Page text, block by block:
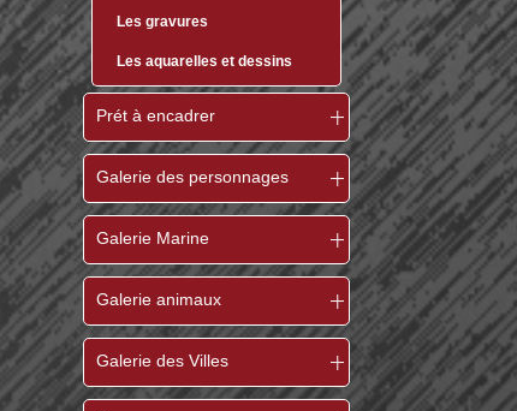
Les gravures
Les aquarelles et dessins
Prét à encadrer
Galerie des personnages
Galerie Marine
Galerie animaux
Galerie des Villes